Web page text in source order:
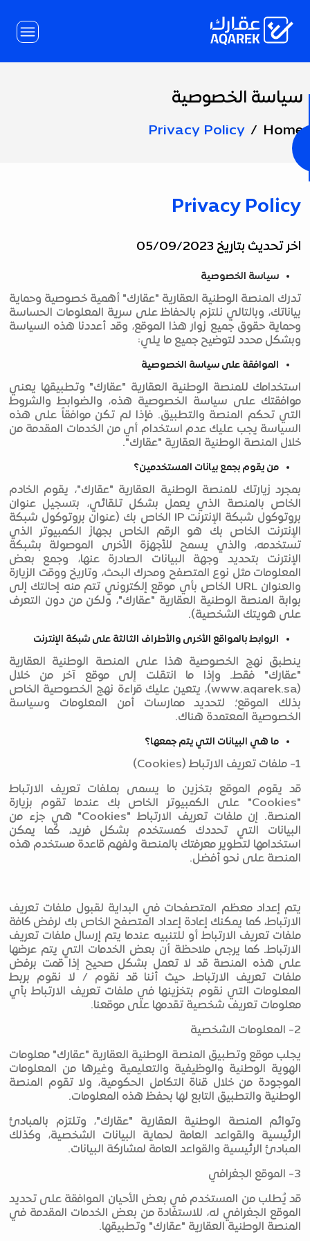
Page
Title
سياسة الخصوصية
Home
Privacy Policy
Privacy Policy
اخر تحديث بتاريخ 05/09/2023
سياسة الخصوصية
تدرك المنصة الوطنية العقارية "عقارك" أهمية خصوصية وحماية
بياناتك، وبالتالي نلتزم بالحفاظ على سرية المعلومات الحساسة
وحماية حقوق جميع زوار هذا الموقع، وقد أعددنا هذه السياسة
وبشكل محدد لتوضيح جميع ما يلي:
الموافقة على سياسة الخصوصية
استخدامك للمنصة الوطنية العقارية "عقارك" وتطبيقها يعني
موافقتك على سياسة الخصوصية هذه، والضوابط والشروط
التي تحكم المنصة والتطبيق. فإذا لم تكن موافقاً على هذه
السياسة يجب عليك عدم استخدام أي من الخدمات المقدمة من
خلال المنصة الوطنية العقارية "عقارك".
من يقوم بجمع بيانات المستخدمين؟
بمجرد زيارتك للمنصة الوطنية العقارية "عقارك"، يقوم الخادم
الخاص بالمنصة الذي يعمل بشكل تلقائي، بتسجيل عنوان
بروتوكول شبكة الإنترنت IP الخاص بك (عنوان بروتوكول شبكة
الإنترنت الخاص بك هو الرقم الخاص بجهاز الكمبيوتر الذي
تستخدمه، والذي يسمح للأجهزة الأخرى الموصولة بشبكة
الإنترنت بتحديد وجهة البيانات الصادرة عنها، وجمع بعض
المعلومات مثل نوع المتصفح ومحرك البحث، وتاريخ ووقت الزيارة
والعنوان URL الخاص بأي موقع إلكتروني تتم منه إحالتك إلى
بوابة المنصة الوطنية العقارية "عقارك"، ولكن من دون التعرف
على هويتك الشخصية).
الروابط بالمواقع الأخرى والأطراف الثالثة على شبكة الإنترنت
ينطبق نهج الخصوصية هذا على المنصة الوطنية العقارية
"عقارك" فقط. وإذا ما انتقلت إلى موقع آخر من خلال
(www.aqarek.sa)، يتعين عليك قراءة نهج الخصوصية الخاص
بذلك الموقع؛ لتحديد ممارسات أمن المعلومات وسياسة
الخصوصية المعتمدة هناك.
ما هي البيانات التي يتم جمعها؟
1- ملفات تعريف الارتباط (Cookies)
قد يقوم الموقع بتخزين ما يسمى بملفات تعريف الارتباط
"Cookies" على الكمبيوتر الخاص بك عندما تقوم بزيارة
المنصة. إن ملفات تعريف الارتباط "Cookies" هي جزء من
البيانات التي تحددك كمستخدم بشكل فريد، كما يمكن
استخدامها لتطوير معرفتك بالمنصة ولفهم قاعدة مستخدم هذه
المنصة على نحو أفضل.
يتم إعداد معظم المتصفحات في البداية لقبول ملفات تعريف
الارتباط، كما يمكنك إعادة إعداد المتصفح الخاص بك لرفض كافة
ملفات تعريف الارتباط أو للتنبيه عندما يتم إرسال ملفات تعريف
الارتباط. كما يرجى ملاحظة أن بعض الخدمات التي يتم عرضها
على هذه المنصة قد لا تعمل بشكل صحيح إذا قمت برفض
ملفات تعريف الارتباط، حيث أننا قد نقوم / لا نقوم بربط
المعلومات التي نقوم بتخزينها في ملفات تعريف الارتباط بأي
معلومات تعريف شخصية تقدمها على موقعنا.
2- المعلومات الشخصية
يجلب موقع وتطبيق المنصة الوطنية العقارية "عقارك" معلومات
الهوية الوطنية والوظيفية والتعليمية وغيرها من المعلومات
الموجودة من خلال قناة التكامل الحكومية، ولا تقوم المنصة
الوطنية والتطبيق التابع لها بحفظ هذه المعلومات.
وتوائم المنصة الوطنية العقارية "عقارك"، وتلتزم بالمبادئ
الرئيسية والقواعد العامة لحماية البيانات الشخصية، وكذلك
المبادئ الرئيسية والقواعد العامة لمشاركة البيانات.
3- الموقع الجغرافي
قد يُطلب من المستخدم في بعض الأحيان الموافقة على تحديد
الموقع الجغرافي له، للاستفادة من بعض الخدمات المقدمة في
المنصة الوطنية العقارية "عقارك" وتطبيقها.